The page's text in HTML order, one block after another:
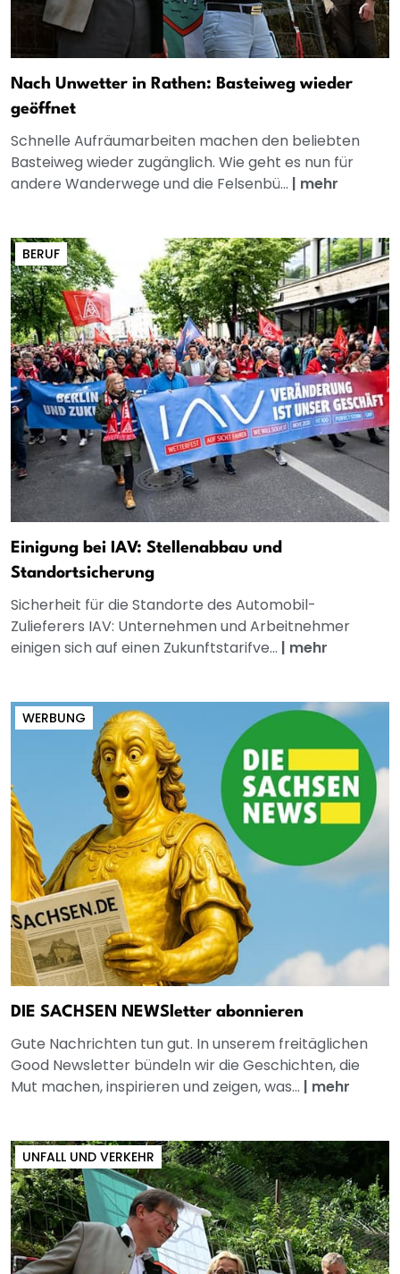
Nach Unwetter in Rathen: Basteiweg wieder
geöffnet
Schnelle Aufräumarbeiten machen den beliebten
Basteiweg wieder zugänglich. Wie geht es nun für
andere Wanderwege und die Felsenbü... | mehr
BERUF
Einigung bei IAV: Stellenabbau und
Standortsicherung
Sicherheit für die Standorte des Automobil-
Zulieferers IAV: Unternehmen und Arbeitnehmer
einigen sich auf einen Zukunftstarifve... | mehr
WERBUNG
DIE SACHSEN NEWSletter abonnieren
Gute Nachrichten tun gut. In unserem freitäglichen
Good Newsletter bündeln wir die Geschichten, die
Mut machen, inspirieren und zeigen, was... | mehr
UNFALL UND VERKEHR